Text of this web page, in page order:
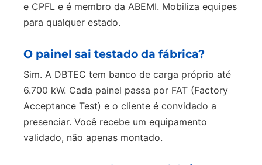
e CPFL e é membro da ABEMI. Mobiliza equipes
para qualquer estado.
O painel sai testado da fábrica?
Sim. A DBTEC tem banco de carga próprio até
6.700 kW. Cada painel passa por FAT (Factory
Acceptance Test) e o cliente é convidado a
presenciar. Você recebe um equipamento
validado, não apenas montado.